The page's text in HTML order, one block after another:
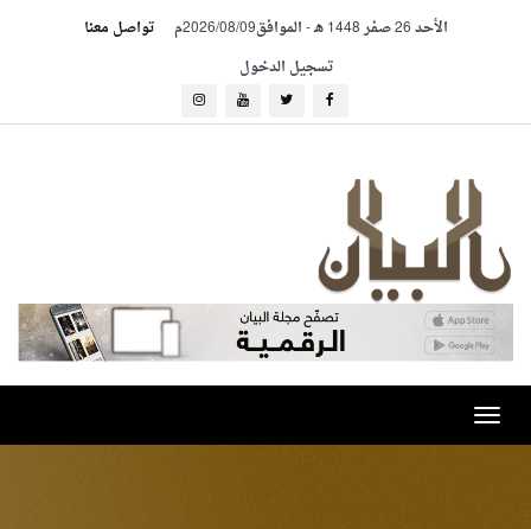
الأحد 26 صفر 1448 هـ -الموافق2026/08/09م
تواصل معنا
تسجيل الدخول
Toggle
navigation